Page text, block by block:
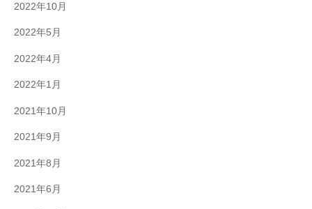
2022年10月
2022年5月
2022年4月
2022年1月
2021年10月
2021年9月
2021年8月
2021年6月